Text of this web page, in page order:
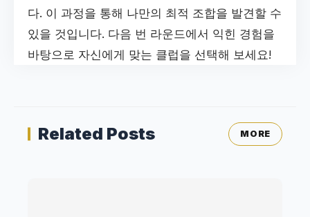
다. 이 과정을 통해 나만의 최적 조합을 발견할 수
있을 것입니다. 다음 번 라운드에서 익힌 경험을
바탕으로 자신에게 맞는 클럽을 선택해 보세요!
Related Posts MORE